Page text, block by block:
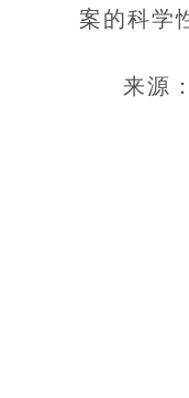
案的科学
来源